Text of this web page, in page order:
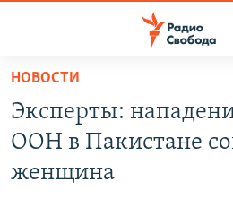
упрощенного
доступа
Вернуться
основному
ПОДКАСТЫ
НОВОСТИ
Эксперты:
ООН в Пакистане
женщина